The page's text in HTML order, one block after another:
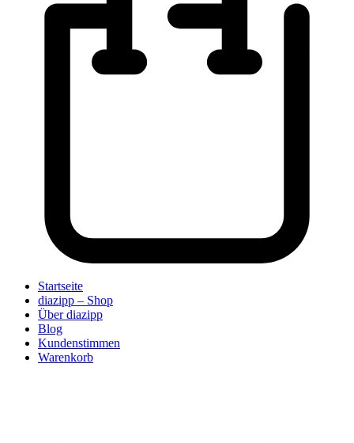
Startseite
diazipp – Shop
Über diazipp
Blog
Kundenstimmen
Warenkorb